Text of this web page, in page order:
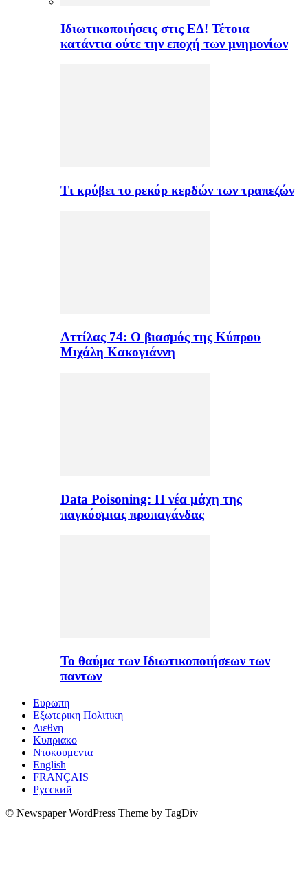
Ιδιωτικοποιήσεις στις ΕΔ! Τέτοια
κατάντια ούτε την εποχή των μνημονίων
Τι κρύβει το ρεκόρ κερδών των τραπεζών
Αττίλας 74: Ο βιασμός της Κύπρου
Μιχάλη Κακογιάννη
Data Poisoning: Η νέα μάχη της
παγκόσμιας προπαγάνδας
Το θαύμα των Ιδιωτικοποιήσεων των
παντων
Ευρωπη
Εξωτερικη Πολιτικη
Διεθνη
Κυπριακο
Ντοκουμεντα
English
FRANÇAIS
Русский
© Newspaper WordPress Theme by TagDiv